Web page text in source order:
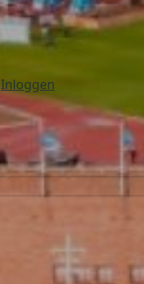
Inloggen